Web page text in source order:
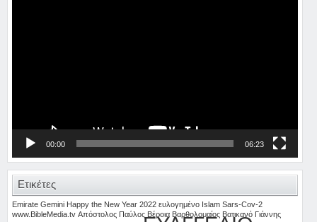
00:00 06:23
Ετικέτες
Emirate Gemini Happy the New Year 2022 ευλογημένο Islam Sars-Cov-2
www.BibleMedia.tv Απόστολος Παύλος Βέροια Βαρθολομαίος Βατικανό Γιάννης